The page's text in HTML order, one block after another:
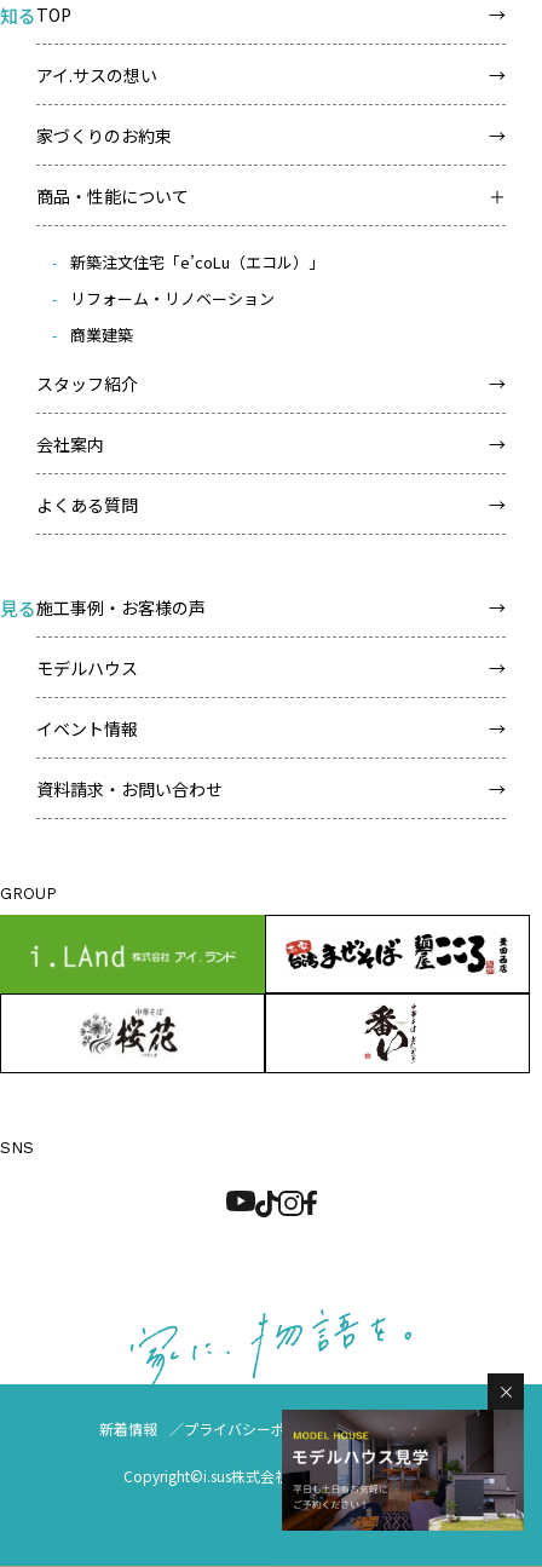
知るTOP
アイ.サスの想い
家づくりのお約束
商品・性能について
新築注文住宅「e’coLu（エコル）」
リフォーム・リノベーション
商業建築
スタッフ紹介
会社案内
よくある質問
見る施工事例・お客様の声
モデルハウス
イベント情報
資料請求・お問い合わせ
GROUP
SNS
新着情報 プライバシーポリシー サイトマップ
Copyright©i.sus株式会社 All Rights Reserved.